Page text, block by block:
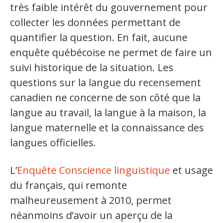
Matériel à télécharger
Nos campagnes
très faible intérêt du gouvernement pour
collecter les données permettant de
quantifier la question. En fait, aucune
enquête québécoise ne permet de faire un
suivi historique de la situation. Les
questions sur la langue du recensement
canadien ne concerne de son côté que la
langue au travail, la langue à la maison, la
langue maternelle et la connaissance des
langues officielles.
L’Enquête Conscience linguistique et usage
du français, qui remonte
malheureusement à 2010, permet
néanmoins d’avoir un aperçu de la